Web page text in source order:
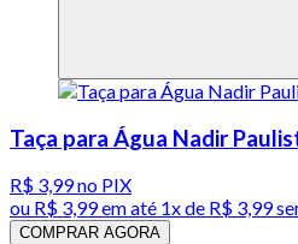
Taça para Água Nadir
R$ 3,99no PIX
ou R$ 3,99em até 1x de R$ 3,99
COMPRAR AGORA